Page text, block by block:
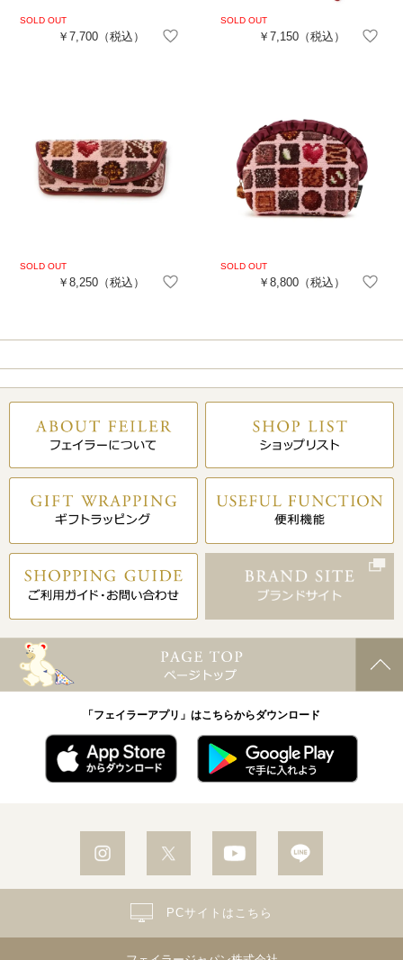
￥7,700 （税込） ￥7,150（税込）
￥8,250 （税込） ￥8,800（税込）
「フェイラーアプリ」はこちらからダウンロード
PCサイトはこちら